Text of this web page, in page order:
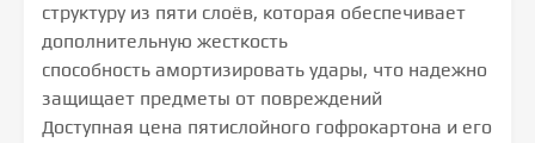
структуру из пяти слоёв, которая обеспечивает
дополнительную жесткость
способность амортизировать удары, что надежно
защищает предметы от повреждений
Доступная цена пятислойного гофрокартона и его